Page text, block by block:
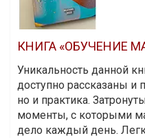
КНИГА «ОБУЧЕНИЕ
Уникальность данной
доступно рассказаны и
но и практика.
моменты, с которыми
дело каждый день.